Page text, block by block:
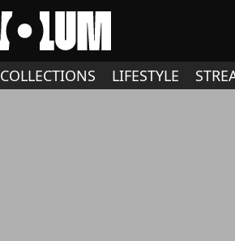
COLLECTIONS LIFESTYLE